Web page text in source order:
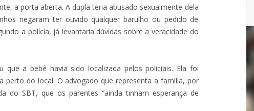
a porta aberta. A dupla teria abusado sexualmente dela
negaram ter ouvido qualquer barulho ou pedido de
a polícia, já levantaria dúvidas sobre a veracidade do
que a bebê havia sido localizada pelos policiais. Ela foi
perto do local. O advogado que representa a família, por
do SBT, que os parentes “ainda tinham esperança de